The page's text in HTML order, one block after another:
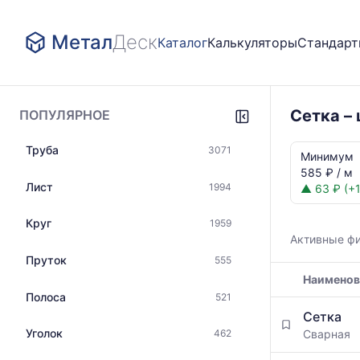
МеталДескКаталогКалькуляторы
ПОПУЛЯРНОЕ
Труба 3071
Лист 1994
Круг 1959
Пруток 555
Полоса 521
Уголок 462
Сетка
динамика
цен:
Сетка
Показаны
медианная
цена
по
данным
Минимум
585 ₽ / м
▲ 63 ₽
Активные
цен
металлопрокат
Сетка
Сварная